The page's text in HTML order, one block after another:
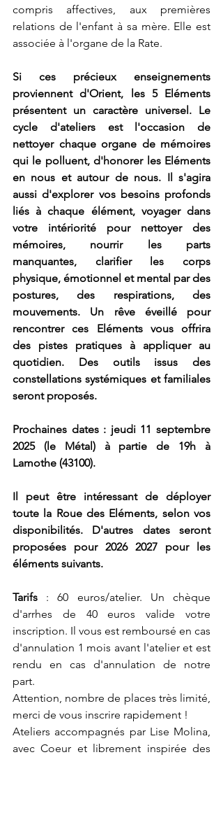
compris affectives, aux premières
relations de l'enfant à sa mère. Elle est
associée à l'organe de la Rate.
Si ces précieux enseignements
proviennent d'Orient, les 5 Eléments
présentent un caractère universel. Le
cycle d'ateliers est l'occasion de
nettoyer chaque organe de mémoires
qui le polluent, d'honorer les Eléments
en nous et autour de nous. Il s'agira
aussi d'explorer vos besoins profonds
liés à chaque élément, voyager dans
votre intériorité pour nettoyer des
mémoires, nourrir les parts
manquantes, clarifier les corps
physique, émotionnel et mental par des
postures, des respirations, des
mouvements. Un rêve éveillé pour
rencontrer ces Eléments vous offrira
des pistes pratiques à appliquer au
quotidien. Des outils issus des
constellations systémiques et familiales
seront proposés.
Prochaines dates : jeudi 11 septembre
2025 (le Métal) à partie de 19h à
Lamothe (43100).
Il peut être intéressant de déployer
toute la Roue des Eléments, selon vos
disponibilités. D'autres dates seront
proposées pour 2026 2027 pour les
éléments suivants.
Tarifs : 60 euros/atelier. Un chèque
d'arrhes de 40 euros valide votre
inscription. Il vous est remboursé en cas
d'annulation 1 mois avant l'atelier et est
rendu en cas d'annulation de notre
part.
Attention, nombre de places très limité,
merci de vous inscrire rapidement !
Ateliers accompagnés par Lise Molina,
avec Coeur et librement inspirée des